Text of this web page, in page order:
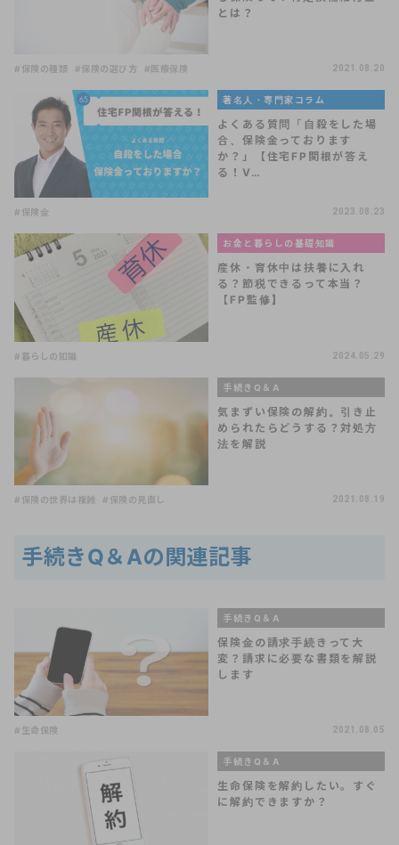
とは？
#保険の種類 #保険の選び方 #医療保険 2021.08.20
著名人・専門家コラム
よくある質問「自殺をした場
合、保険金っております
か？」【住宅FP関根が答え
る！V…
#保険金 2023.08.23
お金と暮らしの基礎知識
産休・育休中は扶養に入れ
る？節税できるって本当？
【FP監修】
#暮らしの知識 2024.05.29
手続きQ＆A
気まずい保険の解約。引き止
められたらどうする？対処方
法を解説
#保険の世界は複雑 #保険の見直し 2021.08.19
手続きQ＆Aの関連記事
手続きQ＆A
保険金の請求手続きって大
変？請求に必要な書類を解説
します
#生命保険 2021.08.05
手続きQ＆A
生命保険を解約したい。すぐ
に解約できますか？